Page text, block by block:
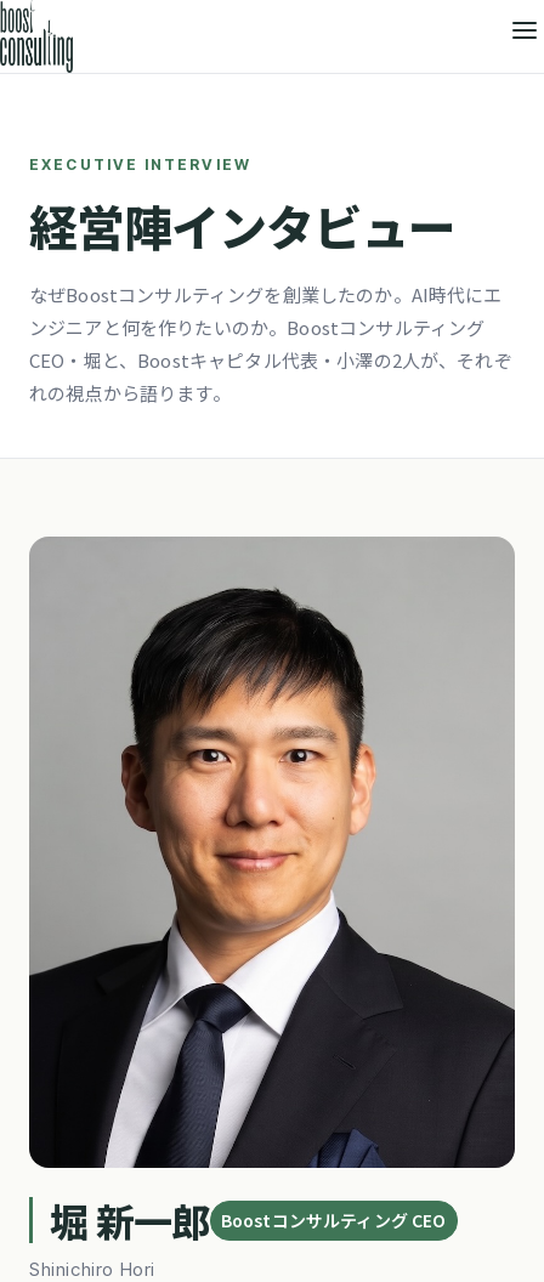
EXECUTIVE INTERVIEW
経営陣インタビュー
なぜBoostコンサルティングを創業したのか。AI時代にエ
ンジニアと何を作りたいのか。Boostコンサルティング
CEO・堀と、Boostキャピタル代表・小澤の2人が、それぞ
れの視点から語ります。
堀 新一郎 Boostコンサルティング CEO
Shinichiro Hori